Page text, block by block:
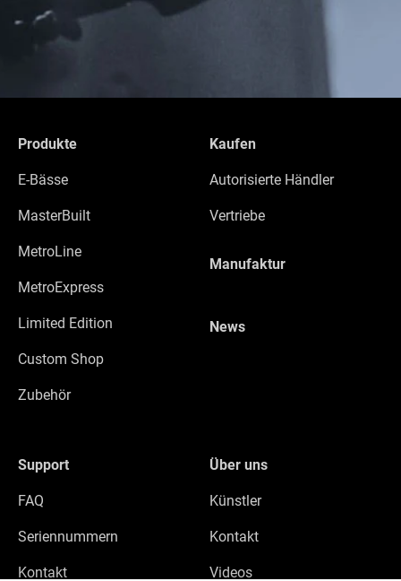
Produkte
E-Bässe
MasterBuilt
MetroLine
MetroExpress
Limited Edition
Custom Shop
Zubehör
Kaufen
Autorisierte Händler
Vertriebe
Manufaktur
News
Support
FAQ
Seriennummern
Kontakt
Über uns
Künstler
Kontakt
Videos